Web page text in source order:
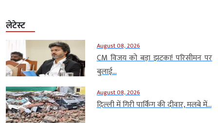
लेटेस्ट
August 08, 2026
CM विजय को बड़ा झटका! परिसीमन पर
बुलाई...
August 08, 2026
दिल्ली में गिरी पार्किंग की दीवार, मलबे में...